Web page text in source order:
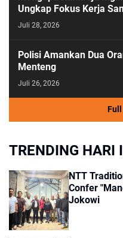
Ungkap Fokus Kerja
Juli 28, 2026
Polisi Amankan Dua
Menteng
Juli 26, 2026
Full
TRENDING HARI
NTT
Confer
Jokowi